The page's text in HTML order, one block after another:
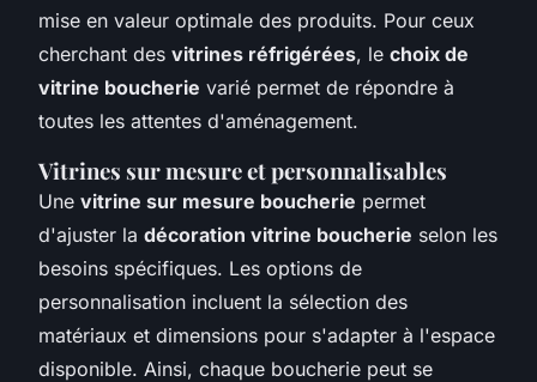
mise en valeur optimale des produits. Pour ceux
cherchant des vitrines réfrigérées, le choix de
vitrine boucherie varié permet de répondre à
toutes les attentes d'aménagement.
Vitrines sur mesure et personnalisables
Une vitrine sur mesure boucherie permet
d'ajuster la décoration vitrine boucherie selon les
besoins spécifiques. Les options de
personnalisation incluent la sélection des
matériaux et dimensions pour s'adapter à l'espace
disponible. Ainsi, chaque boucherie peut se